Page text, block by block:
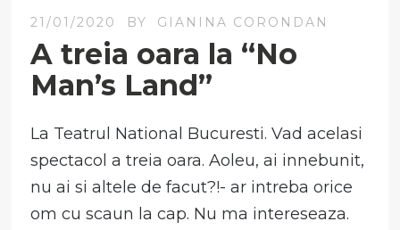
21/01/2020 BY GIANINA CORONDAN
A treia oara la “No
Man’s Land”
La Teatrul National Bucuresti. Vad acelasi
spectacol a treia oara. Aoleu, ai innebunit,
nu ai si altele de facut?!- ar intreba orice
om cu scaun la cap. Nu ma intereseaza.